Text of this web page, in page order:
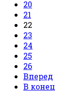
20
21
22
23
24
25
26
Вперед
В конец